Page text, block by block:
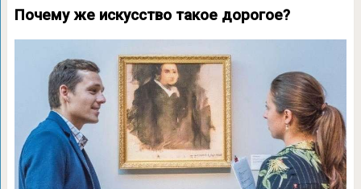
Почему же искусство такое дорогое?